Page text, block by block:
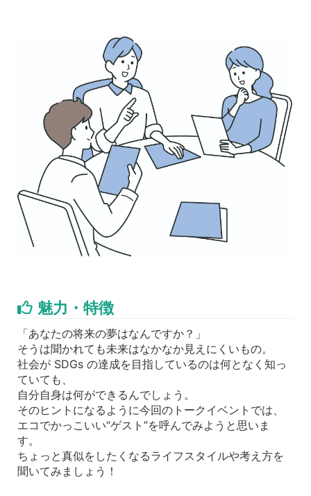
魅力・特徴
「あなたの将来の夢はなんですか？」
そうは聞かれても未来はなかなか見えにくいもの。
社会が SDGs の達成を目指しているのは何となく知っ
ていても、
自分自身は何ができるんでしょう。
そのヒントになるように今回のトークイベントでは、
エコでかっこいい“ゲスト”を呼んでみようと思いま
す。
ちょっと真似をしたくなるライフスタイルや考え方を
聞いてみましょう！